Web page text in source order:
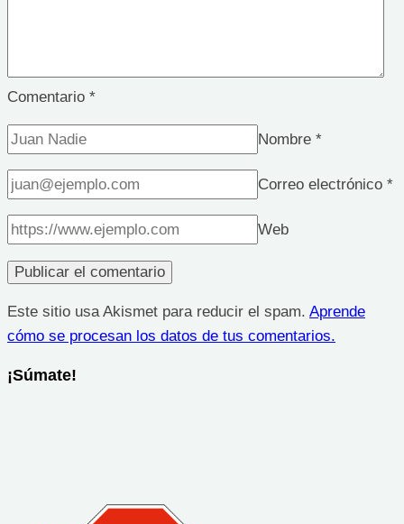
Comentario *
Nombre *
Correo electrónico *
Web
Este sitio usa Akismet para reducir el spam. Aprende
cómo se procesan los datos de tus comentarios.
¡Súmate!